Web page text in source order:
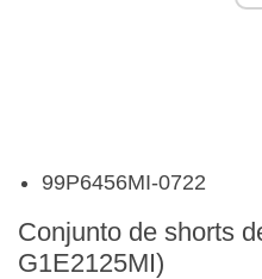
99P6456MI-0722
Conjunto de shorts
G1E2125MI)